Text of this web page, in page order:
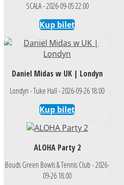
SCALA - 2026-09-05 22:00
Kup bilet
Daniel Midas w UK | Londyn
Londyn - Tuke Hall - 2026-09-26 18:00
Kup bilet
ALOHA Party 2
Bouds Green Bowls & Tennis Club - 2026-
09-26 18:00